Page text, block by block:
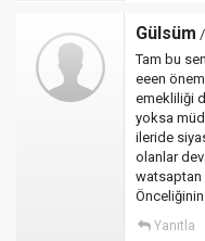
Gülsüm
Tam bu
eeen
emekliliği
yoksa
ileride
olanlar
watsaptan
Yanıtla